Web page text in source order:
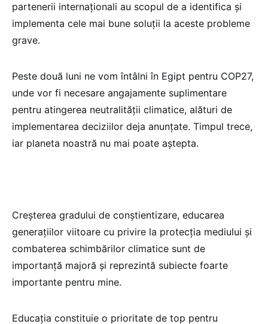
partenerii internaționali au scopul de a identifica și
implementa cele mai bune soluții la aceste probleme
grave.
Peste două luni ne vom întâlni în Egipt pentru COP27,
unde vor fi necesare angajamente suplimentare
pentru atingerea neutralității climatice, alături de
implementarea deciziilor deja anunțate. Timpul trece,
iar planeta noastră nu mai poate aștepta.
Creșterea gradului de conștientizare, educarea
generațiilor viitoare cu privire la protecția mediului și
combaterea schimbărilor climatice sunt de
importanță majoră și reprezintă subiecte foarte
importante pentru mine.
Educația constituie o prioritate de top pentru